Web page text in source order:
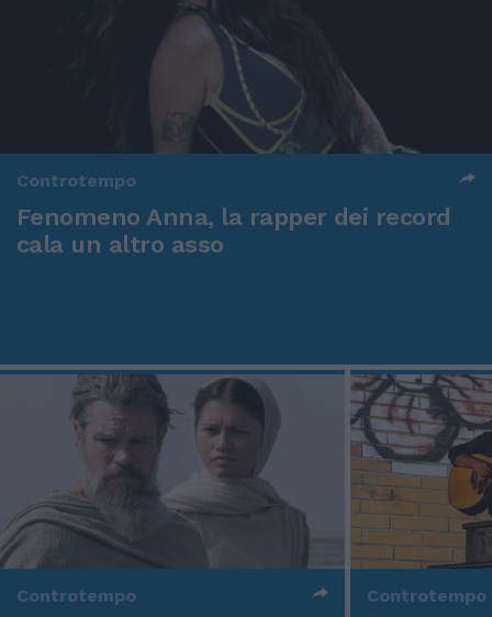
Controtempo
Fenomeno Anna, la rapper dei record
cala un altro asso
Controtempo Controtempo